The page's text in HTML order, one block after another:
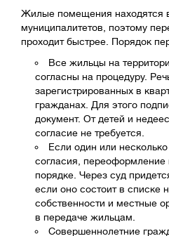
Жилые помещения находятся
муниципалитетов, поэтому
проходит быстрее. Порядок
Все жильцы на
согласны на процедуру.
зарегистрированных в
гражданах. Для этого
документ. От детей и
согласие не требуется.
Если один или
согласия, переоформление
порядке. Через суд
если оно состоит в списке
собственности и местные
в передаче жильцам.
Совершеннолетние